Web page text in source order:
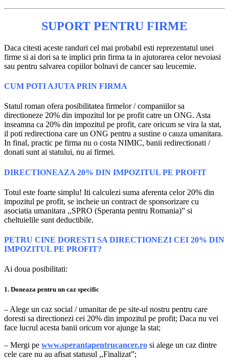
SUPORT PENTRU FIRME
Daca citesti aceste randuri cel mai probabil esti reprezentatul unei
firme si ai dori sa te implici prin firma ta in ajutorarea celor nevoiasi
sau pentru salvarea copiilor bolnavi de cancer sau leucemie.
CUM POTI AJUTA PRIN FIRMA
Statul roman ofera posibilitatea firmelor / companiilor sa
directioneze 20% din impozitul lor pe profit catre un ONG. Asta
inseamna ca 20% din impozitul pe profit, care oricum se vira la stat,
il poti redirectiona care un ONG pentru a sustine o cauza umanitara.
In final, practic pe firma nu o costa NIMIC, banii redirectionati /
donati sunt ai statului, nu ai firmei.
DIRECTIONEAZA 20% DIN IMPOZITUL PE PROFIT
Totul este foarte simplu! Iti calculezi suma aferenta celor 20% din
impozitul pe profit, se incheie un contract de sponsorizare cu
asociatia umanitara ,,SPRO (Speranta pentru Romania)” si
cheltuielile sunt deductibile.
PETRU CINE DORESTI SA DIRECTIONEZI CEI 20% DIN
IMPOZITUL PE PROFIT?
Ai doua posibilitati:
1. Doneaza pentru un caz specific
– Alege un caz social / umanitar de pe site-ul nostru pentru care
doresti sa directionezi cei 20% din impozitul pe profit; Daca nu vei
face lucrul acesta banii oricum vor ajunge la stat;
– Mergi pe www.sperantapentrucancer.ro si alege un caz dintre
cele care nu au afisat statusul ,,Finalizat”;